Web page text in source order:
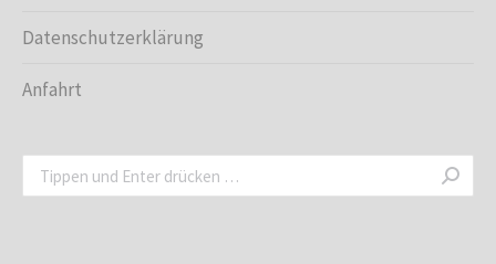
Datenschutzerklärung
Anfahrt